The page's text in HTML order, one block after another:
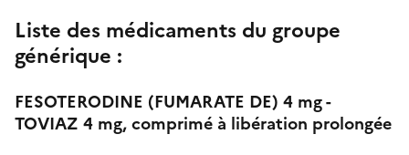
Liste des médicaments du groupe
générique :
FESOTERODINE (FUMARATE DE) 4 mg -
TOVIAZ 4 mg, comprimé à libération prolongée